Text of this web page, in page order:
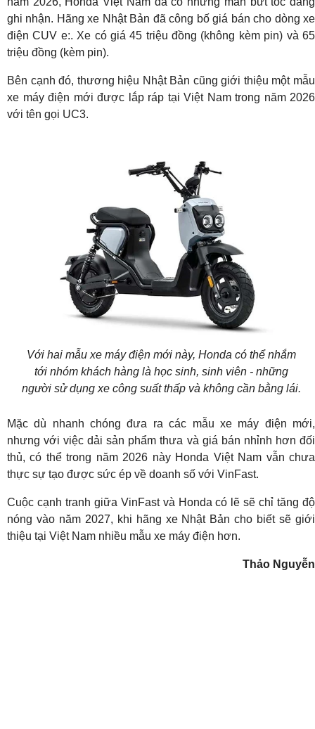
ghi nhận. Hãng xe Nhật Bản đã công bố giá bán cho dòng xe
điện CUV e:. Xe có giá 45 triệu đồng (không kèm pin) và 65
triệu đồng (kèm pin).
Bên cạnh đó, thương hiệu Nhật Bản cũng giới thiệu một mẫu
xe máy điện mới được lắp ráp tại Việt Nam trong năm 2026
với tên gọi UC3.
Với hai mẫu xe máy điện mới này, Honda có thể nhắm
tới nhóm khách hàng là học sinh, sinh viên - những
người sử dụng xe công suất thấp và không cần bằng lái.
Mặc dù nhanh chóng đưa ra các mẫu xe máy điện mới,
nhưng với việc dải sản phẩm thưa và giá bán nhỉnh hơn đối
thủ, có thể trong năm 2026 này Honda Việt Nam vẫn chưa
thực sự tạo được sức ép về doanh số với VinFast.
Cuộc cạnh tranh giữa VinFast và Honda có lẽ sẽ chỉ tăng độ
nóng vào năm 2027, khi hãng xe Nhật Bản cho biết sẽ giới
thiệu tại Việt Nam nhiều mẫu xe máy điện hơn.
Thảo Nguyễn